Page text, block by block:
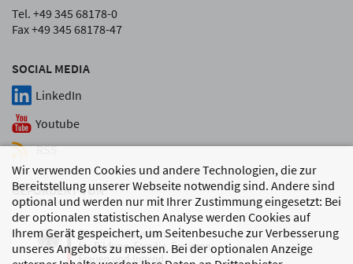
Wir verwenden Cookies und andere Technologien, die zur
Bereitstellung unserer Webseite notwendig sind. Andere sind
optional und werden nur mit Ihrer Zustimmung eingesetzt: Bei
der optionalen statistischen Analyse werden Cookies auf
Ihrem Gerät gespeichert, um Seitenbesuche zur Verbesserung
unseres Angebots zu messen. Bei der optionalen Anzeige
SOCIAL MEDIA
LinkedIn
Youtube
RSS
Tel. +49 345 68178-0
Fax +49 345 68178-47
GEFÖRDERT VON